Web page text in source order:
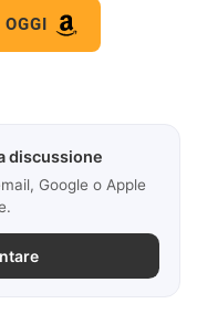
discussione
Google o Apple